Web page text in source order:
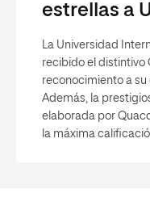
estrellas a
La Universidad
recibido el distintivo
reconocimiento a su
Además, la
elaborada por
la máxima